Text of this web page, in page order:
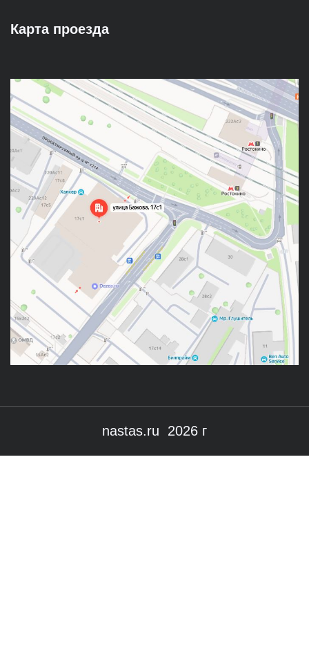
Карта проезда
nastas.ru 2026 г